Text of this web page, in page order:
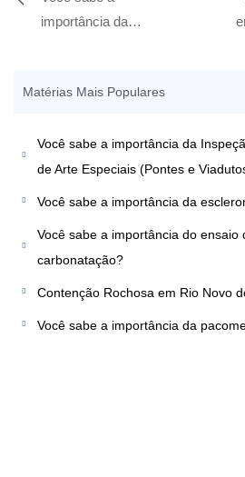
importância da
Matérias Mais Populares
Você sabe a importância da
de Arte Especiais (Pontes e
Você sabe a importância da
Você sabe a importância do ensaio
carbonatação?
Contenção Rochosa em Rio Novo
Você sabe a importância da